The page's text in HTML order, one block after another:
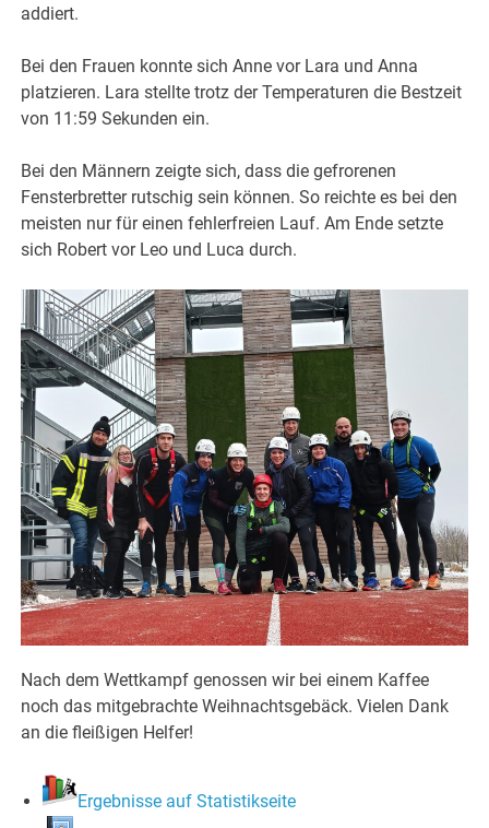
addiert.
Bei den Frauen konnte sich Anne vor Lara und Anna
platzieren. Lara stellte trotz der Temperaturen die Bestzeit
von 11:59 Sekunden ein.
Bei den Männern zeigte sich, dass die gefrorenen
Fensterbretter rutschig sein können. So reichte es bei den
meisten nur für einen fehlerfreien Lauf. Am Ende setzte
sich Robert vor Leo und Luca durch.
Nach dem Wettkampf genossen wir bei einem Kaffee
noch das mitgebrachte Weihnachtsgebäck. Vielen Dank
an die fleißigen Helfer!
Ergebnisse auf Statistikseite